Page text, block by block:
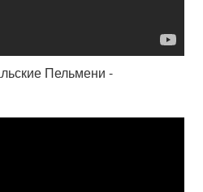
Пельмени -